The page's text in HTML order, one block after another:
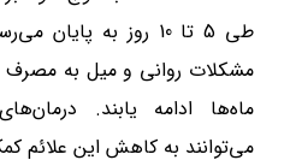
طی 5 تا 10 روز به
مشکلات روانی و میل به مصرف
ماه‌ها ادامه یابند.
می‌توانند به کاهش این علائم